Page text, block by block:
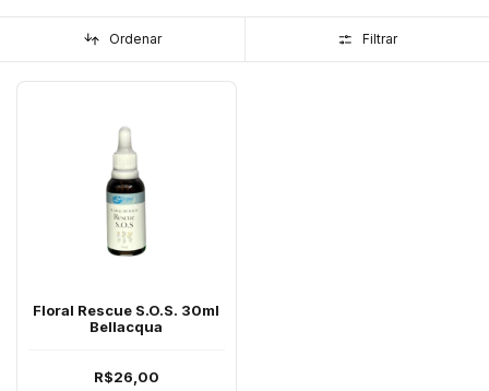
Ordenar Filtrar
Floral Rescue S.O.S. 30ml
Bellacqua
R$26,00